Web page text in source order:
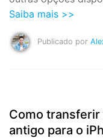
Saiba mais >>
Publicado por
Como
antigo para o